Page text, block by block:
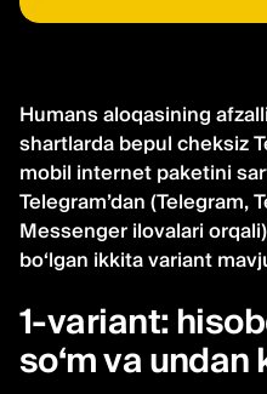
Humans aloqasining
shartlarda bepul cheksiz
mobil internet paketini
Telegram’dan (Telegram,
Messenger ilovalari
bo‘lgan ikkita variant
1-variant:
so‘m va undan